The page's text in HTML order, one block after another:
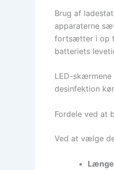
Brug af
apparaterne
fortsætter i op
batteriets
LED-
desinfektion
Fordele ved at
Ved at vælge